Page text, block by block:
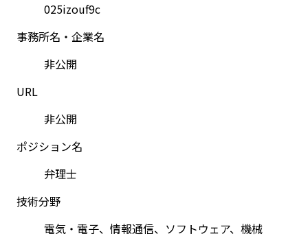
025izouf9c
事務所名・企業名
非公開
URL
非公開
ポジション名
弁理士
技術分野
電気・電子、情報通信、ソフトウェア、機械